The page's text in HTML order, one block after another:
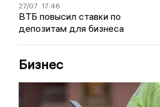
27/07 17:46
ВТБ повысил ставки по
депозитам для бизнеса
Бизнес